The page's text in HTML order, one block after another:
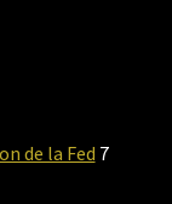
de la Fed 7